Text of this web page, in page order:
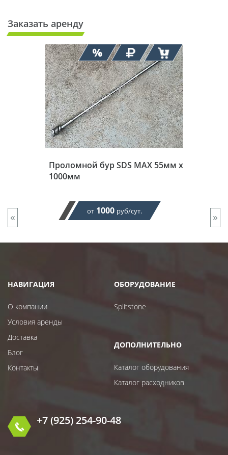
Заказать аренду
Проломной бур SDS MAX 55мм х
1000мм
от 1000 руб/сут.
« »
НАВИГАЦИЯ
О компании
Условия аренды
Доставка
Блог
Контакты
ОБОРУДОВАНИЕ
Splitstone
ДОПОЛНИТЕЛЬНО
Каталог оборудования
Каталог расходников
+7 (925) 254-90-48